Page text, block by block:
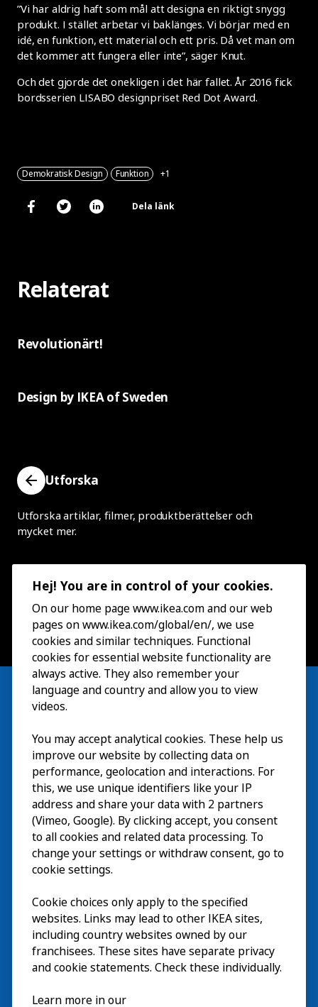
”Vi har aldrig haft som mål att designa en riktigt snygg
produkt. I stället arbetar vi baklänges. Vi börjar med en
idé, en funktion, ett material och ett pris. Då vet man om
det kommer att fungera eller inte”, säger Knut.
Och det gjorde det onekligen i det här fallet. År 2016 fick
bordsserien LISABO designpriset Red Dot Award.
Dela länk
Demokratisk Design Funktion +1
Relaterat
Revolutionärt!
Design by IKEA of Sweden
Utforska
Utforska artiklar, filmer, produktberättelser och
mycket mer.
Besök
Utforska
På gång
Om
Hej! You are in control of your cookies.
On our home page www.ikea.com and our web
pages on www.ikea.com/global/en/, we use
cookies and similar techniques. Functional
cookies for essential website functionality are
always active. They also remember your
language and country and allow you to view
videos.
You may accept analytical cookies. These help us
improve our website by collecting data on
performance, geolocation and interactions. For
this, we use unique identifiers like your IP
address and share your data with 2 partners
(Vimeo, Google). By clicking accept, you consent
to all cookies and related data processing. To
change your settings or withdraw consent, go to
cookie settings.
Cookie choices only apply to the specified
websites. Links may lead to other IKEA sites,
including country websites owned by our
franchisees. These sites have separate privacy
and cookie statements. Check these individually.
Learn more in our